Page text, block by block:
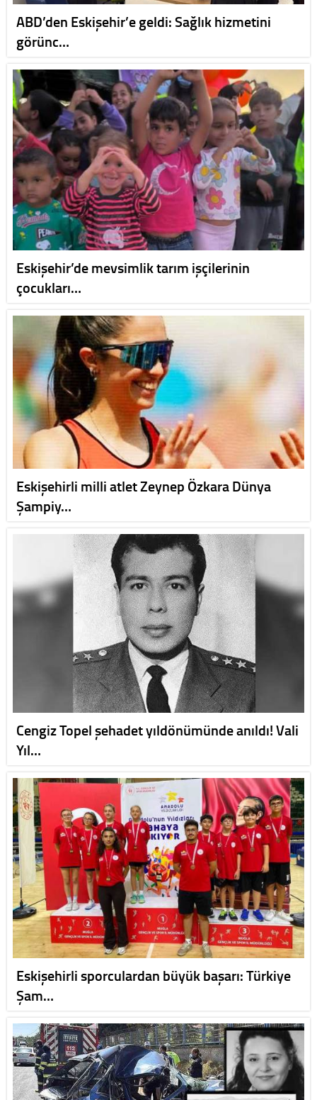
ABD’den Eskişehir’e geldi: Sağlık hizmetini
görünc…
Eskişehir’de mevsimlik tarım işçilerinin
çocukları…
Eskişehirli milli atlet Zeynep Özkara Dünya
Şampiy…
Cengiz Topel şehadet yıldönümünde anıldı! Vali
Yıl…
Eskişehirli sporculardan büyük başarı: Türkiye
Şam…